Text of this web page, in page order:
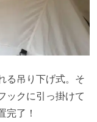
る吊り下げ式。そ
ックに引っ掛けて
完了！